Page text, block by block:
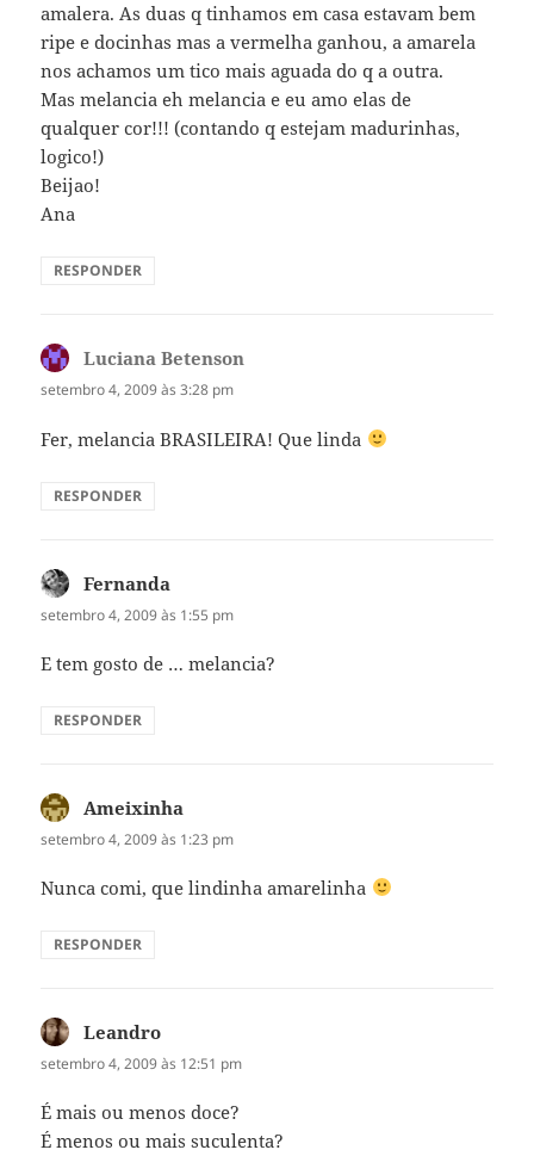
amalera. As duas q tinhamos em casa estavam bem
ripe e docinhas mas a vermelha ganhou, a amarela
nos achamos um tico mais aguada do q a outra.
Mas melancia eh melancia e eu amo elas de
qualquer cor!!! (contando q estejam madurinhas,
logico!)
Beijao!
Ana
RESPONDER
Luciana Betenson
setembro 4, 2009 às 3:28 pm
Fer, melancia BRASILEIRA! Que linda
RESPONDER
Fernanda
setembro 4, 2009 às 1:55 pm
E tem gosto de … melancia?
RESPONDER
Ameixinha
setembro 4, 2009 às 1:23 pm
Nunca comi, que lindinha amarelinha
RESPONDER
Leandro
setembro 4, 2009 às 12:51 pm
É mais ou menos doce?
É menos ou mais suculenta?